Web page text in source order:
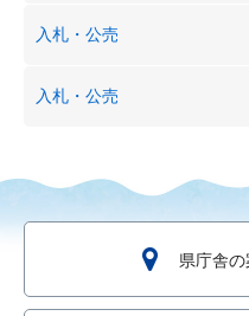
入札・公売
入札・公売
県庁舎